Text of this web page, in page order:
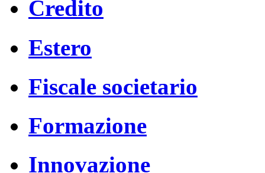
Credito
Estero
Fiscale societario
Formazione
Innovazione